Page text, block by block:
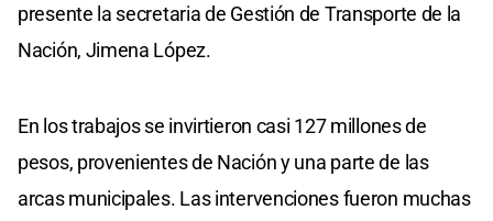
presente la secretaria de Gestión de Transporte de la
Nación, Jimena López.
En los trabajos se invirtieron casi 127 millones de
pesos, provenientes de Nación y una parte de las
arcas municipales. Las intervenciones fueron muchas